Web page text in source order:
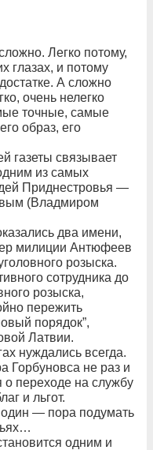
Легко потому,
глазах, и потому
А сложно
очень нелегко
точные, самые
образ, его
газеты связывает
из самых
Приднестровья —
(Владмиром
два имени,
милиции Антюфеев
розыска.
сотрудника до
розыска,
пережить
порядок”,
Латвии.
нуждались всегда.
Горбуновса не раз и
переходе на службу
и льгот.
— пора подумать
одним и